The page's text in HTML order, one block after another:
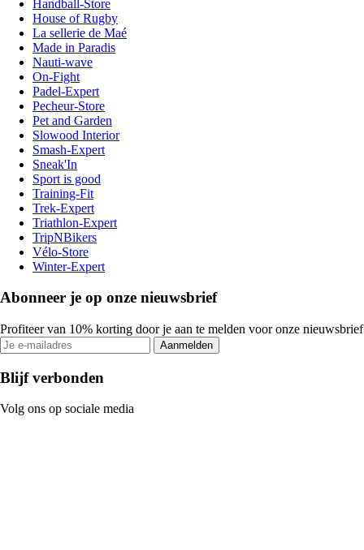
Handball-Store
House of Rugby
La sellerie de Maé
Made in Paradis
Nauti-wave
On-Fight
Padel-Expert
Pecheur-Store
Pet and Garden
Slowood Interior
Smash-Expert
Sneak'In
Sport is good
Training-Fit
Trek-Expert
Triathlon-Expert
TripNBikers
Vélo-Store
Winter-Expert
Abonneer je op onze nieuwsbrief
Profiteer van 10% korting door je aan te melden voor onze nieuwsbrief
Aanmelden
Blijf verbonden
Volg ons op sociale media